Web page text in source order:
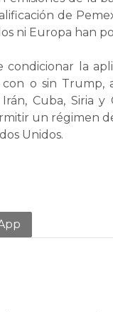
de
ni Europa han
condicionar la
o sin Trump,
Cuba,
un régimen
Unidos.